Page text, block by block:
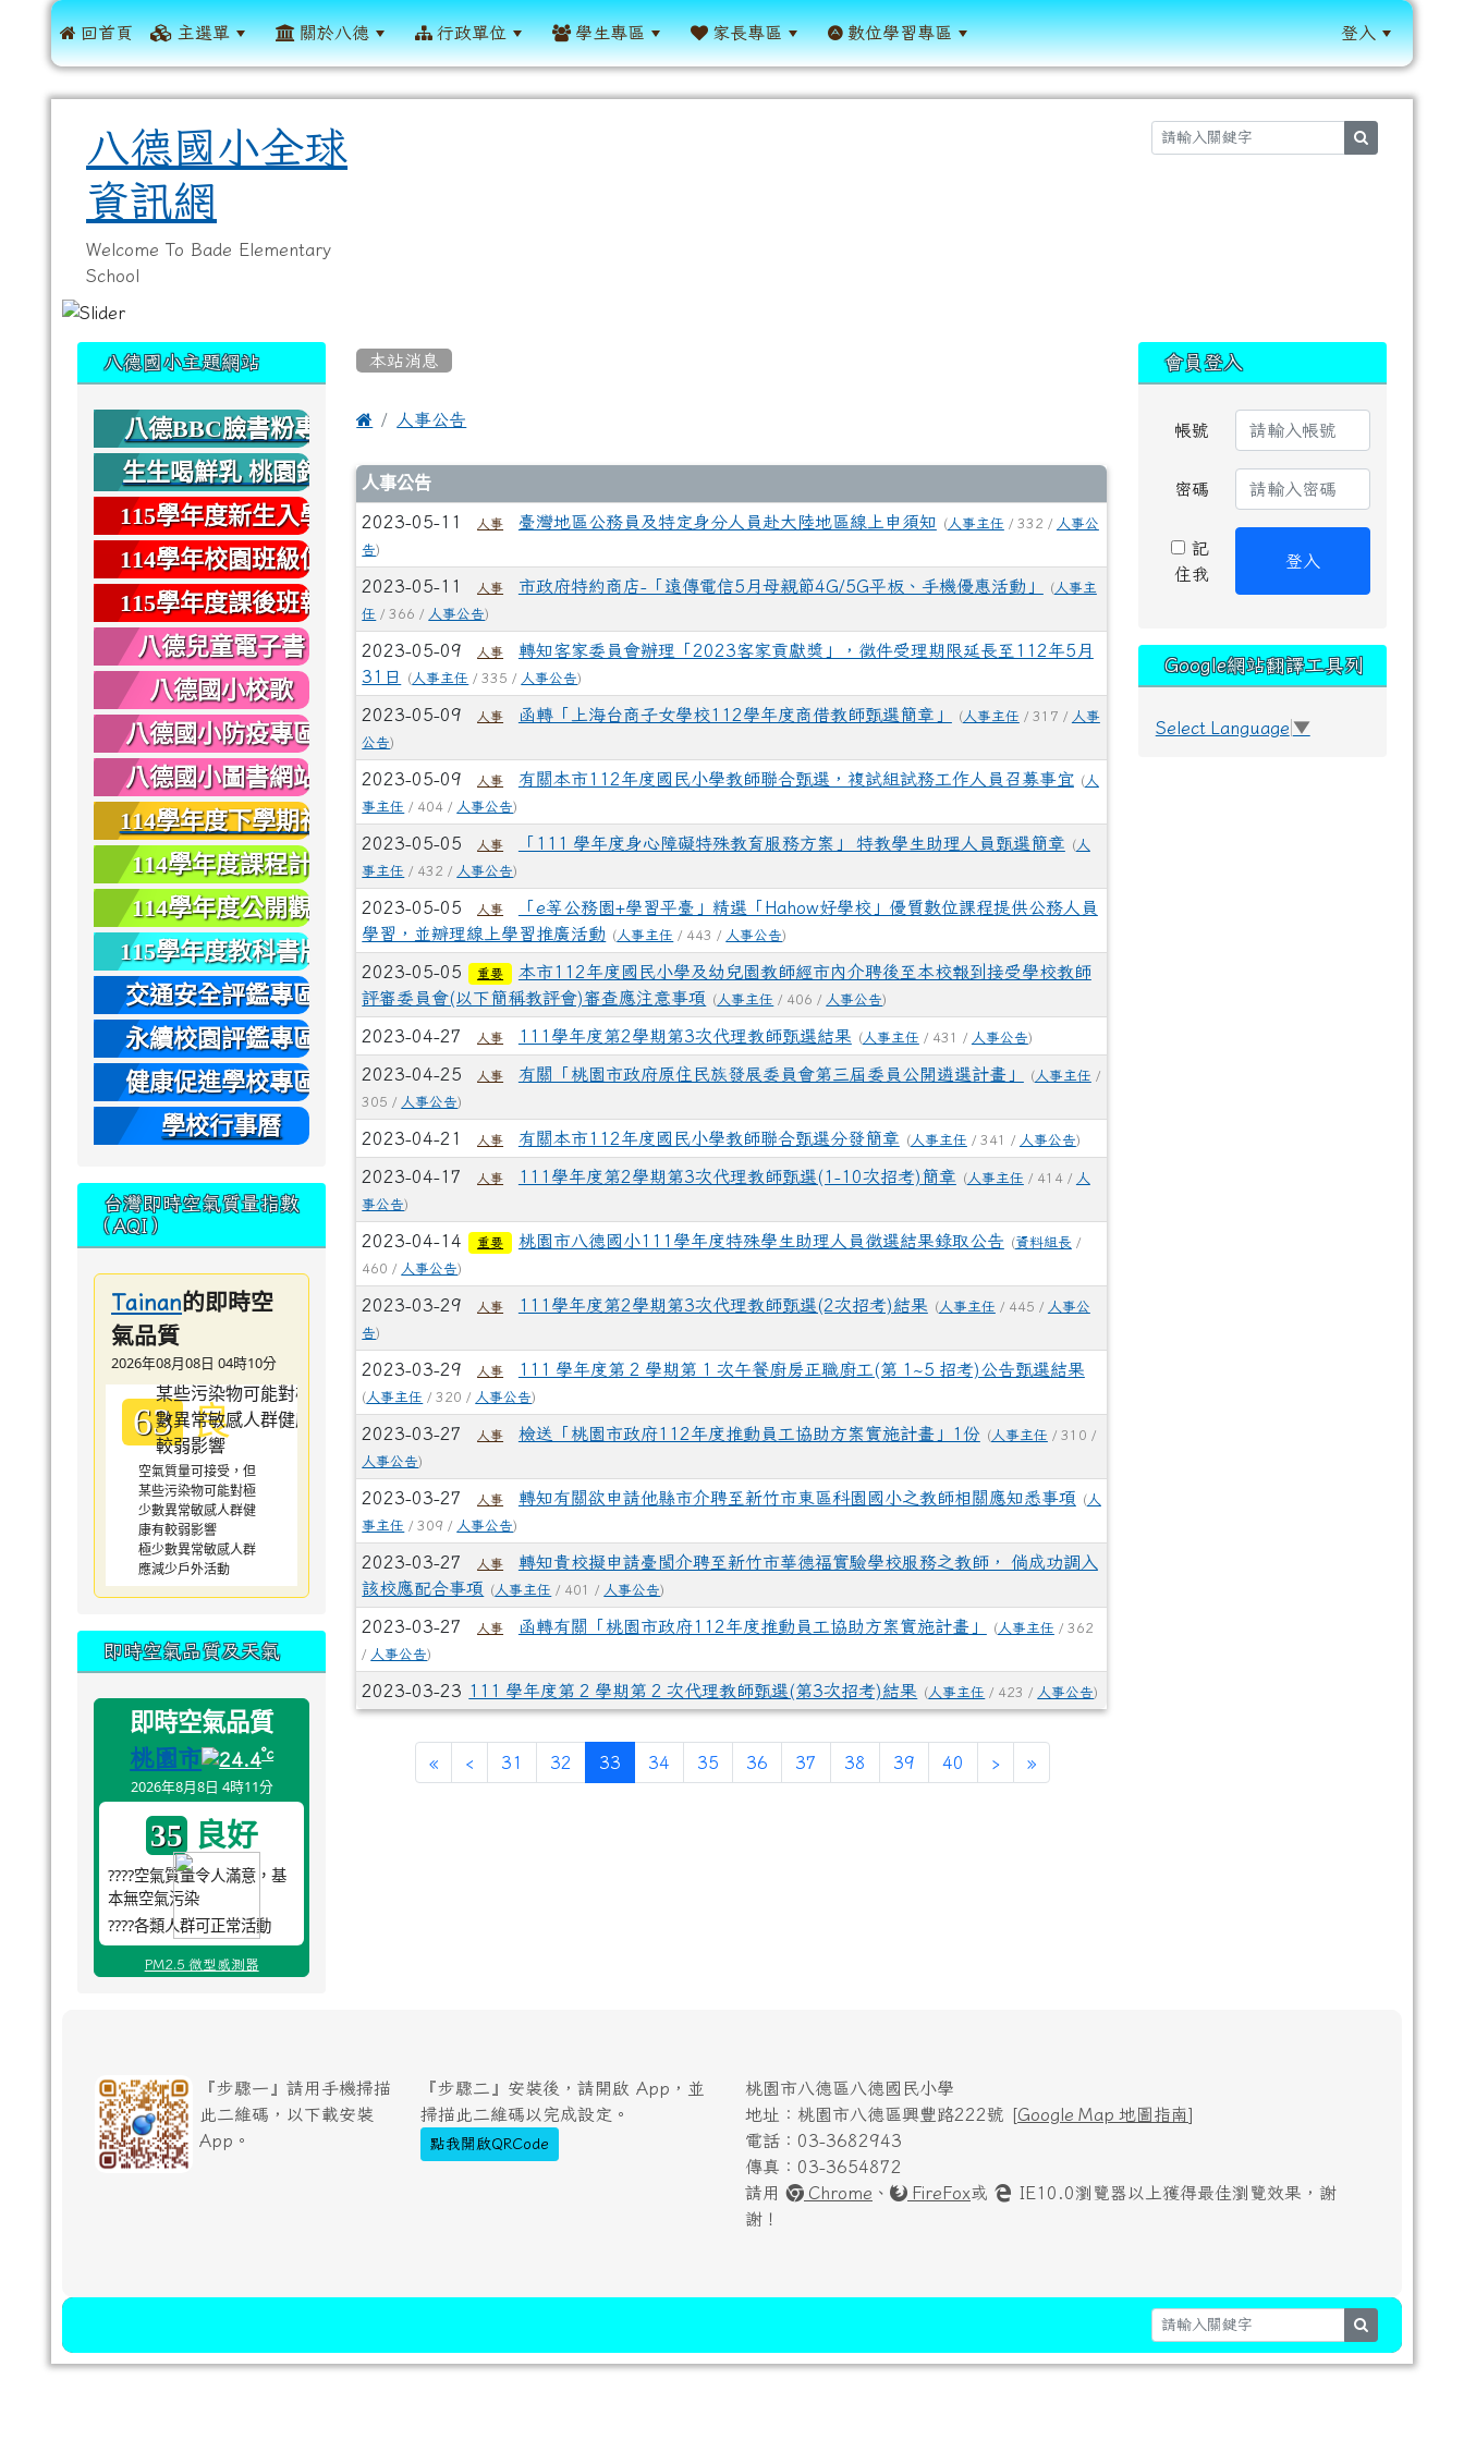
 回首頁 主選單 關於八德 行政單位 學生專區 家長專區 數位學習專區 登入
八德國小全球
資訊網
Welcome To Bade Elementary
School
本站消息
 人事公告
文章列表
人事公告
2023-05-11 人事 臺灣地區公務員及特定身分人員赴大陸地區線上申須知 (人事主任 / 332 / 人事公
告)
2023-05-11 人事 市政府特約商店-「遠傳電信5月母親節4G/5G平板、手機優惠活動」 (人事主
任 / 366 / 人事公告)
2023-05-09 人事
轉知客家委員會辦理「2023客家貢獻獎」，徵件受理期限延長至112年5月
31日
( 人事主任 / 335 / 人事公告)
2023-05-09 人事 函轉「上海台商子女學校112學年度商借教師甄選簡章」 (人事主任 / 317 / 人事
公告)
2023-05-09 人事 有關本市112年度國民小學教師聯合甄選，複試組試務工作人員召募事宜 (人
事主任 / 404 / 人事公告)
2023-05-05 人事 「111 學年度身心障礙特殊教育服務方案」 特教學生助理人員甄選簡章 (人
事主任 / 432 / 人事公告)
2023-05-05 人事
「e等公務園+學習平臺」精選「Hahow好學校」優質數位課程提供公務人員
學習，並辧理線上學習推廣活動
( 人事主任 / 443 / 人事公告)
2023-05-05 重要
本市112年度國民小學及幼兒園教師經市內介聘後至本校報到接受學校教師
評審委員會(以下簡稱教評會)審查應注意事項
( 人事主任 / 406 / 人事公告)
2023-04-27 人事 111學年度第2學期第3次代理教師甄選結果 (人事主任 / 431 / 人事公告)
2023-04-25 人事 有關「桃園市政府原住民族發展委員會第三屆委員公開遴選計畫」 (人事主任 /
305 / 人事公告)
2023-04-21 人事 有關本市112年度國民小學教師聯合甄選分發簡章 (人事主任 / 341 / 人事公告)
2023-04-17 人事 111學年度第2學期第3次代理教師甄選(1-10次招考)簡章 (人事主任 / 414 / 人
事公告)
2023-04-14 重要 桃園市八德國小111學年度特殊學生助理人員徵選結果錄取公告 (資料組長 /
460 / 人事公告)
2023-03-29 人事 111學年度第2學期第3次代理教師甄選(2次招考)結果 (人事主任 / 445 / 人事公
告)
2023-03-29 人事 111 學年度第 2 學期第 1 次午餐廚房正職廚工(第 1~5 招考)公告甄選結果
( 人事主任 / 320 / 人事公告)
2023-03-27 人事 檢送「桃園市政府112年度推動員工協助方案實施計畫」1份 (人事主任 / 310 /
人事公告)
2023-03-27 人事 轉知有關欲申請他縣市介聘至新竹市東區科園國小之教師相關應知悉事項 (人
事主任 / 309 / 人事公告)
2023-03-27 人事
轉知貴校擬申請臺閩介聘至新竹市華德福實驗學校服務之教師， 倘成功調入
該校應配合事項
( 人事主任 / 401 / 人事公告)
2023-03-27 人事 函轉有關「桃園市政府112年度推動員工協助方案實施計畫」 (人事主任 / 362
/ 人事公告)
2023-03-23 111 學年度第 2 學期第 2 次代理教師甄選(第3次招考)結果 ( 人事主任 / 423 / 人事公告)
« ‹ 31 32 33(current)
34 35 36 37 38 39 40 › »
八德國小主題網站
八德BBC臉書粉專
生生喝鮮乳 桃園鈣
健康
115學年度新生入學
專區
114學年校園班級位
置圖
115學年度課後班報
名
八德兒童電子書
八德國小校歌
八德國小防疫專區
八德國小圖書網站
114學年度下學期社
團報名
114學年度課程計
畫
114學年度公開觀
課
115學年度教科書版
本
交通安全評鑑專區
永續校園評鑑專區
健康促進學校專區
學校行事曆
台灣即時空氣質量指數
（AQI）
Tainan的即時空
氣品質
2026年08月08日 04時10分
63 良
空氣質量可接受，但
某些污染物可能對極
少數異常敏感人群健
康有較弱影響
極少數異常敏感人群
應減少戶外活動
即時空氣品質及天氣
即時空氣品質
桃園市 24.4°c
2026年8月8日 4時11分
35 良好
????空氣質量令人滿意，基
本無空氣污染
????各類人群可正常活動
PM2.5 微型感測器
會員登入
帳號
密碼
記
住我
登入
Google網站翻譯工具列
Select Language ▼
『步驟一』請用手機掃描
此二維碼，以下載安裝
App。
『步驟二』安裝後，請開啟 App，並
掃描此二維碼以完成設定。
點我開啟QRCode
桃園市八德區八德國民小學
地址：桃園市八德區興豐路222號 [Google Map 地圖指南]
電話：03-3682943
傳真：03-3654872
請用
Chrome 、 FireFox或
IE10.0瀏覽器以上獲得最佳瀏覽效果，謝
謝！